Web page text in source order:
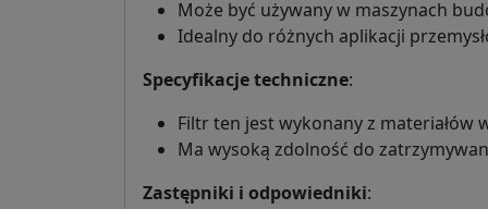
Może być używany w maszynach
Idealny do różnych aplikacji
Specyfikacje techniczne:
Filtr ten jest wykonany z materiałów
Ma wysoką zdolność do
Zastępniki i odpowiedniki: